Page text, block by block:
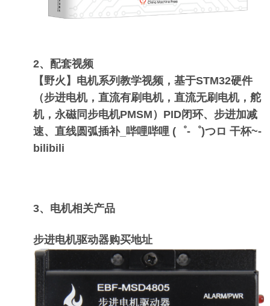
2、配套视频
【野火】电机系列教学视频，基于STM32硬件
（步进电机，直流有刷电机，直流无刷电机，舵
机，永磁同步电机PMSM）PID闭环、步进加减
速、直线圆弧插补_哔哩哔哩 (゜-゜)つロ 干杯~-
bilibili
3、电机相关产品
步进电机驱动器购买地址